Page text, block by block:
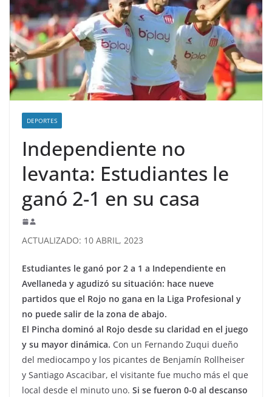
DEPORTES
Independiente no
levanta: Estudiantes le
ganó 2-1 en su casa
ACTUALIZADO: 10 ABRIL, 2023
Estudiantes le ganó por 2 a 1 a Independiente en
Avellaneda y agudizó su situación: hace nueve
partidos que el Rojo no gana en la Liga Profesional y
no puede salir de la zona de abajo.
El Pincha dominó al Rojo desde su claridad en el juego
y su mayor dinámica. Con un Fernando Zuqui dueño
del mediocampo y los picantes de Benjamín Rollheiser
y Santiago Ascacibar, el visitante fue mucho más el que
local desde el minuto uno. Si se fueron 0-0 al descanso